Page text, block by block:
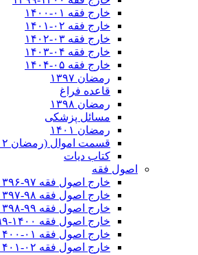
خارج فقه ۰۱-۱۴۰۰
خارج فقه ۰۲-۱۴۰۱
خارج فقه ۰۳-۱۴۰۲
خارج فقه ۰۴-۱۴۰۳
خارج فقه ۰۵-۱۴۰۴
رمضان ۱۳۹۷
قاعده فراغ
رمضان ۱۳۹۸
مسائل پزشکی
رمضان ۱۴۰۱
قسمت اموال (رمضان ۱۴۰۲)
کتاب دیات
اصول فقه
خارج اصول فقه ۹۷-۱۳۹۶
خارج اصول فقه ۹۸-۱۳۹۷
خارج اصول فقه ۹۹-۱۳۹۸
خارج اصول فقه ۱۴۰۰-۱۳۹۹
خارج اصول فقه ۰۱-۱۴۰۰
خارج اصول فقه ۰۲-۱۴۰۱